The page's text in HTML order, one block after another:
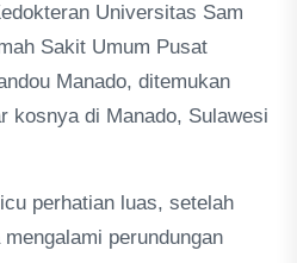
Universitas Sam
Sakit Umum Pusat
Manado, ditemukan
kosnya di Manado, Sulawesi
perhatian luas, setelah
perundungan